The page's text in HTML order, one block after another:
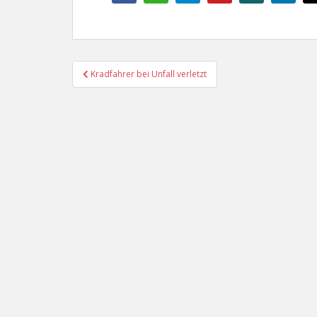
Beitragsnavigation
Kradfahrer bei Unfall verletzt